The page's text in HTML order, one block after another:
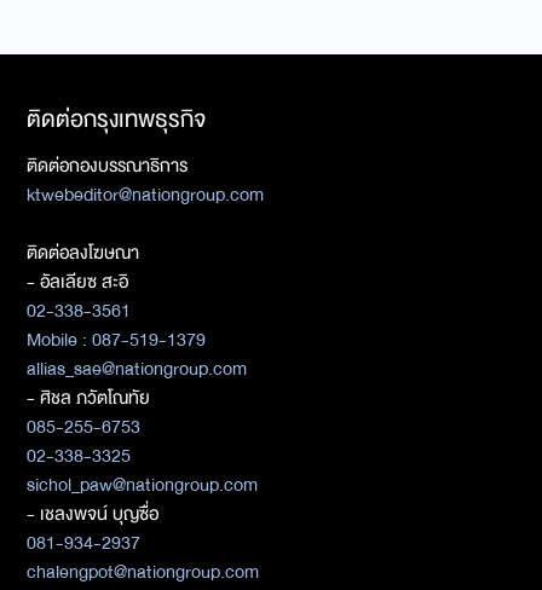
ติดต่อกรุงเทพธุรกิจ
ติดต่อกองบรรณาธิการ
ktwebeditor@nationgroup.com
ติดต่อลงโฆษณา
- อัลเลียซ สะอิ
02-338-3561
Mobile : 087-519-1379
allias_sae@nationgroup.com
- ศิชล ภวัตโณทัย
085-255-6753
02-338-3325
sichol_paw@nationgroup.com
- เชลงพจน์ บุญซื่อ
081-934-2937
chalengpot@nationgroup.com